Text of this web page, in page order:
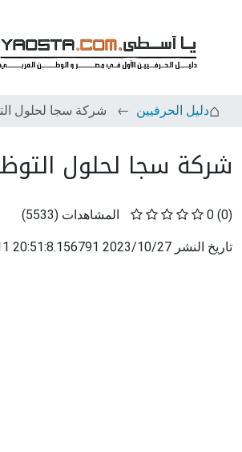
دليل الحرفيين شركة سجا لحلول
شركة سجا لحلول
(0)
0 المشاهدات (
5533
)
تاريخ النشر 2023/10/27 20:51:8.156791 GMT+11